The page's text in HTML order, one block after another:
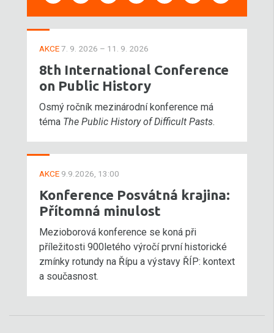
AKCE7. 9. 2026 – 11. 9. 2026
8th International Conference
on Public History
Osmý ročník mezinárodní konference má
téma The Public History of Difficult Pasts.
AKCE 9.9.2026, 13:00
Konference Posvátná krajina:
Přítomná minulost
Mezioborová konference se koná při
příležitosti 900letého výročí první historické
zmínky rotundy na Řípu a výstavy ŘÍP: kontext
a současnost.